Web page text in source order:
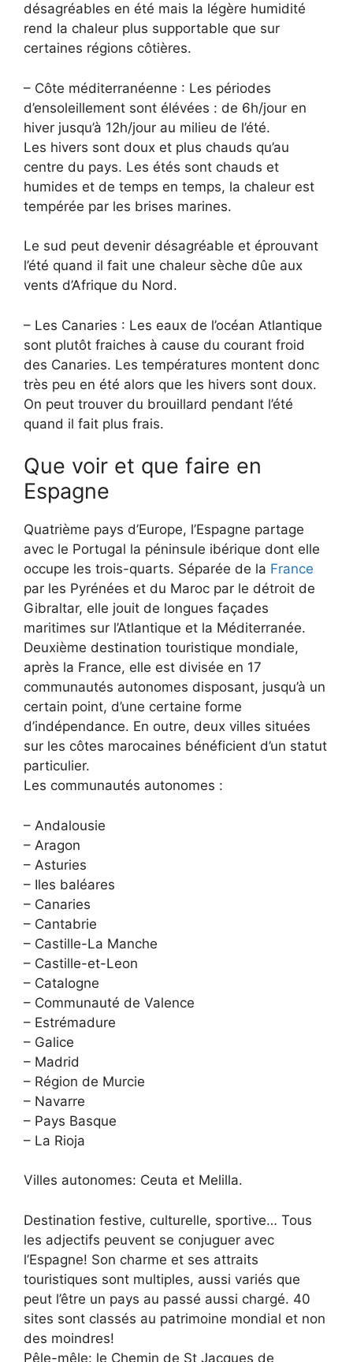
désagréables en été mais la légère humidité
rend la chaleur plus supportable que sur
certaines régions côtières.
– Côte méditerranéenne : Les périodes
d’ensoleillement sont élévées : de 6h/jour en
hiver jusqu’à 12h/jour au milieu de l’été.
Les hivers sont doux et plus chauds qu’au
centre du pays. Les étés sont chauds et
humides et de temps en temps, la chaleur est
tempérée par les brises marines.
Le sud peut devenir désagréable et éprouvant
l’été quand il fait une chaleur sèche dûe aux
vents d’Afrique du Nord.
– Les Canaries : Les eaux de l’océan Atlantique
sont plutôt fraiches à cause du courant froid
des Canaries. Les températures montent donc
très peu en été alors que les hivers sont doux.
On peut trouver du brouillard pendant l’été
quand il fait plus frais.
Que voir et que faire en
Espagne
Quatrième pays d’Europe, l’Espagne partage
avec le Portugal la péninsule ibérique dont elle
occupe les trois-quarts. Séparée de la France
par les Pyrénées et du Maroc par le détroit de
Gibraltar, elle jouit de longues façades
maritimes sur l’Atlantique et la Méditerranée.
Deuxième destination touristique mondiale,
après la France, elle est divisée en 17
communautés autonomes disposant, jusqu’à un
certain point, d’une certaine forme
d’indépendance. En outre, deux villes situées
sur les côtes marocaines bénéficient d’un statut
particulier.
Les communautés autonomes :
– Andalousie
– Aragon
– Asturies
– Iles baléares
– Canaries
– Cantabrie
– Castille-La Manche
– Castille-et-Leon
– Catalogne
– Communauté de Valence
– Estrémadure
– Galice
– Madrid
– Région de Murcie
– Navarre
– Pays Basque
– La Rioja
Villes autonomes: Ceuta et Melilla.
Destination festive, culturelle, sportive… Tous
les adjectifs peuvent se conjuguer avec
l’Espagne! Son charme et ses attraits
touristiques sont multiples, aussi variés que
peut l’être un pays au passé aussi chargé. 40
sites sont classés au patrimoine mondial et non
des moindres!
Pêle-mêle: le Chemin de St Jacques de